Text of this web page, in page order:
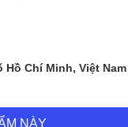
Hồ Chí Minh, Việt Nam
NÀY